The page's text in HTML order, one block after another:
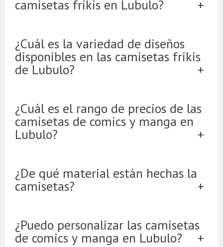
camisetas frikis en Lubulo?
¿Cuál es la variedad de diseños
disponibles en las camisetas frikis
de Lubulo?
¿Cuál es el rango de precios de las
camisetas de comics y manga en
Lubulo?
¿De qué material están hechas la
camisetas?
¿Puedo personalizar las camisetas
de comics y manga en Lubulo?